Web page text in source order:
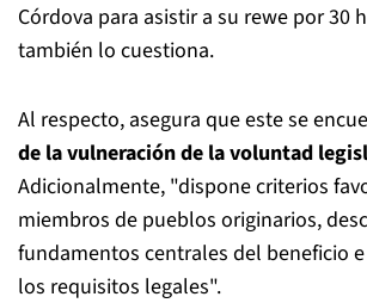
Córdova para asistir a su rewe por 30
también lo cuestiona.
Al respecto, asegura que este se
de la vulneración de la voluntad
Adicionalmente, "dispone criterios
miembros de pueblos originarios,
fundamentos centrales del beneficio
los requisitos legales".